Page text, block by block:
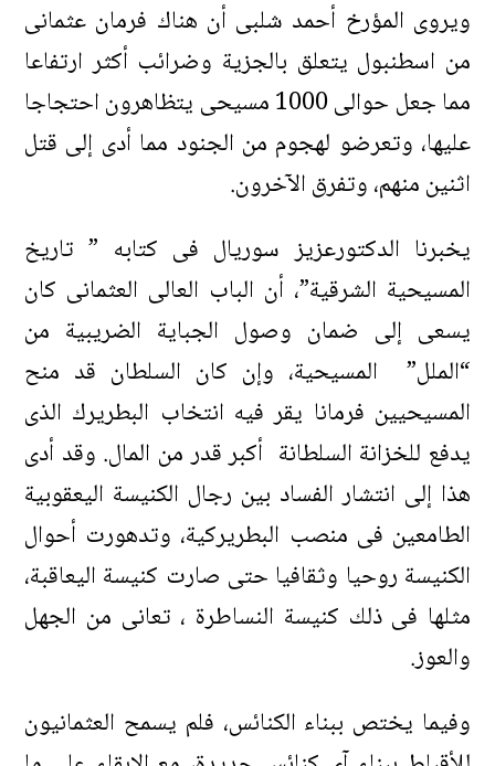
ويروى المؤرخ أحمد شلبى أن هناك فرمان عثمانى
من اسطنبول يتعلق بالجزية وضرائب أكثر ارتفاعا
مما جعل حوالى 1000 مسيحى يتظاهرون احتجاجا
عليها، وتعرضو لهجوم من الجنود مما أدى إلى قتل
اثنين منهم، وتفرق الآخرون.
يخبرنا الدكتورعزيز سوريال فى كتابه ” تاريخ
المسيحية الشرقية”، أن الباب العالى العثمانى كان
يسعى إلى ضمان وصول الجباية الضريبية من
“الملل” المسيحية، وإن كان السلطان قد منح
المسيحيين فرمانا يقر فيه انتخاب البطريرك الذى
يدفع للخزانة السلطانة أكبر قدر من المال. وقد أدى
هذا إلى انتشار الفساد بين رجال الكنيسة اليعقوبية
الطامعين فى منصب البطريركية، وتدهورت أحوال
الكنيسة روحيا وثقافيا حتى صارت كنيسة اليعاقبة،
مثلها فى ذلك كنيسة النساطرة ، تعانى من الجهل
والعوز.
وفيما يختص ببناء الكنائس، فلم يسمح العثمانيون